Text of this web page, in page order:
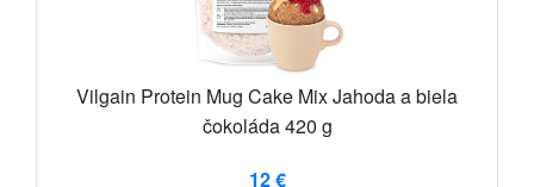
Vilgain Protein Mug Cake Mix Jahoda a biela
čokoláda 420 g
12 €